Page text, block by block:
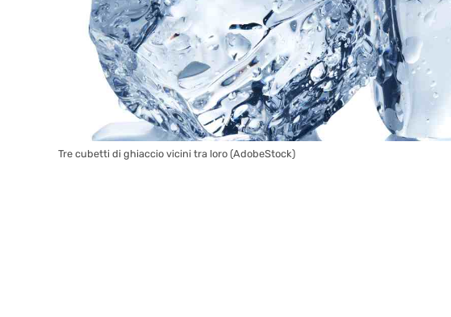
Tre cubetti di ghiaccio vicini tra loro (AdobeStock)